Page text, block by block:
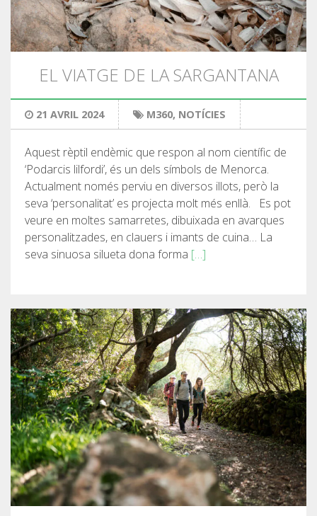
DEUTSCH
EL VIATGE DE LA SARGANTANA
21 AVRIL 2024 M360, NOTÍCIES
Aquest rèptil endèmic que respon al nom científic de
‘Podarcis lilfordi’, és un dels símbols de Menorca.
Actualment només perviu en diversos illots, però la
seva ‘personalitat’ es projecta molt més enllà. Es pot
veure en moltes samarretes, dibuixada en avarques
personalitzades, en clauers i imants de cuina… La
seva sinuosa silueta dona forma […]